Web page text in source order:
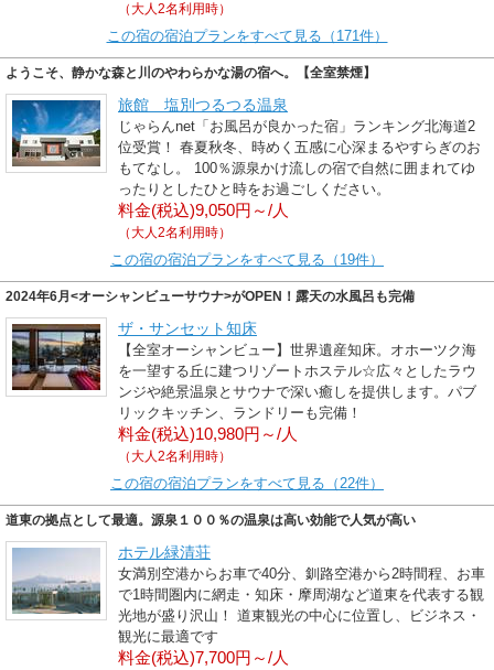
（大人2名利用時）
この宿の宿泊プランをすべて見る（171件）
ようこそ、静かな森と川のやわらかな湯の宿へ。【全室禁煙】
旅館 塩別つるつる温泉
じゃらんnet「お風呂が良かった宿」ランキング北海道2
位受賞！ 春夏秋冬、時めく五感に心深まるやすらぎのお
もてなし。 100％源泉かけ流しの宿で自然に囲まれてゆ
ったりとしたひと時をお過ごしください。
料金(税込)9,050円～/人
（大人2名利用時）
この宿の宿泊プランをすべて見る（19件）
2024年6月<オーシャンビューサウナ>がOPEN！露天の水風呂も完備
ザ・サンセット知床
【全室オーシャンビュー】世界遺産知床。オホーツク海
を一望する丘に建つリゾートホステル☆広々としたラウ
ンジや絶景温泉とサウナで深い癒しを提供します。パブ
リックキッチン、ランドリーも完備！
料金(税込)10,980円～/人
（大人2名利用時）
この宿の宿泊プランをすべて見る（22件）
道東の拠点として最適。源泉１００％の温泉は高い効能で人気が高い
ホテル緑清荘
女満別空港からお車で40分、釧路空港から2時間程、お車
で1時間圏内に網走・知床・摩周湖など道東を代表する観
光地が盛り沢山！ 道東観光の中心に位置し、ビジネス・
観光に最適です
料金(税込)7,700円～/人